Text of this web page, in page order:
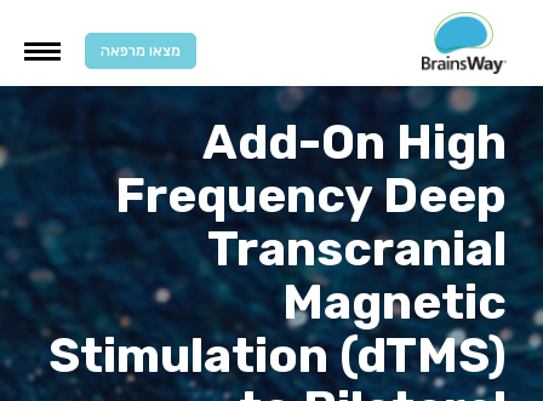
מצאו מרפאה
Add-On High
Frequency Deep
Transcranial
Magnetic
Stimulation (dTMS)